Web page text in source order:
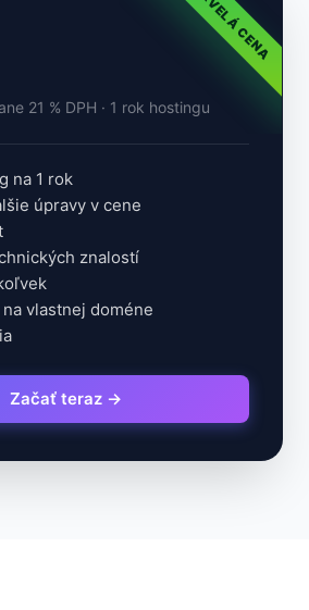
SKVELÁ CENA
21 % DPH · 1 rok hostingu
na 1 rok
úpravy v cene
znalostí
vlastnej doméne
Začať teraz →